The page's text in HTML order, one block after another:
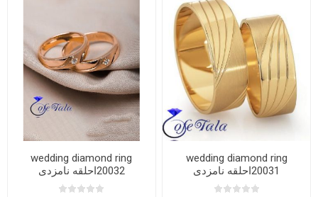
wedding diamond ring
20031احلقه نامزدی
wedding diamond ring
20032احلقه نامزدی